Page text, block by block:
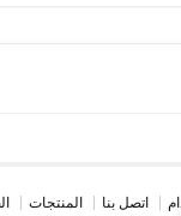
المنتجات اتصل بنا